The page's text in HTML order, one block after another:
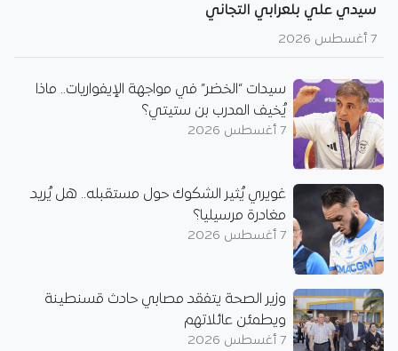
سيدي علي بلعرابي التجاني
7 أغسطس 2026
سيدات “الخضر” في مواجهة الإيفواريات.. ماذا
يُخيف المدرب بن ستيتي؟
7 أغسطس 2026
غويري يُثير الشكوك حول مستقبله.. هل يُريد
مغادرة مرسيليا؟
7 أغسطس 2026
وزير الصحة يتفقد مصابي حادث قسنطينة
ويطمئن عائلاتهم
7 أغسطس 2026